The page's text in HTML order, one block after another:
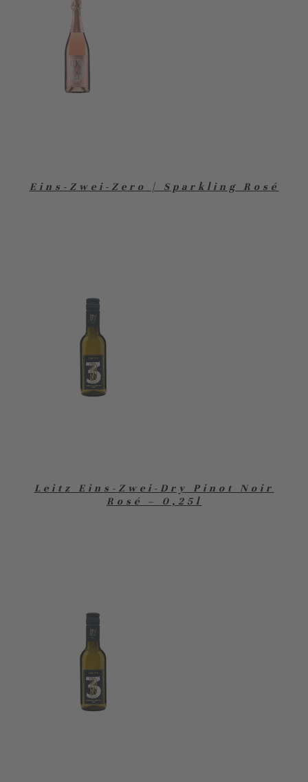
Eins-Zwei-Zero | Sparkling Rosé
Leitz Eins-Zwei-Dry Pinot Noir
Rosé – 0,25l